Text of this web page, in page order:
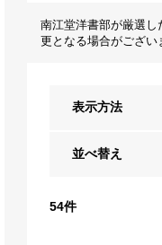
南江堂洋書部が厳選
更となる場合がござい
表示方法
並べ替え
54件